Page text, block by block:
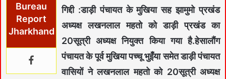
Bureau
Report
Jharkhand
गिद्दी :डाड़ी पंचायत के मुखिया सह झामुमो प्रखंड
अध्यक्ष लखनलाल महतो को डाड़ी प्रखंड का
20सूत्री अध्यक्ष नियुक्त किया गया है.हेसालौंग
पंचायत के पूर्व मुखिया पच्चू भुइँया समेत डाड़ी पंचायत
वासियों ने लखनलाल महतो को 20सूत्री अध्यक्ष